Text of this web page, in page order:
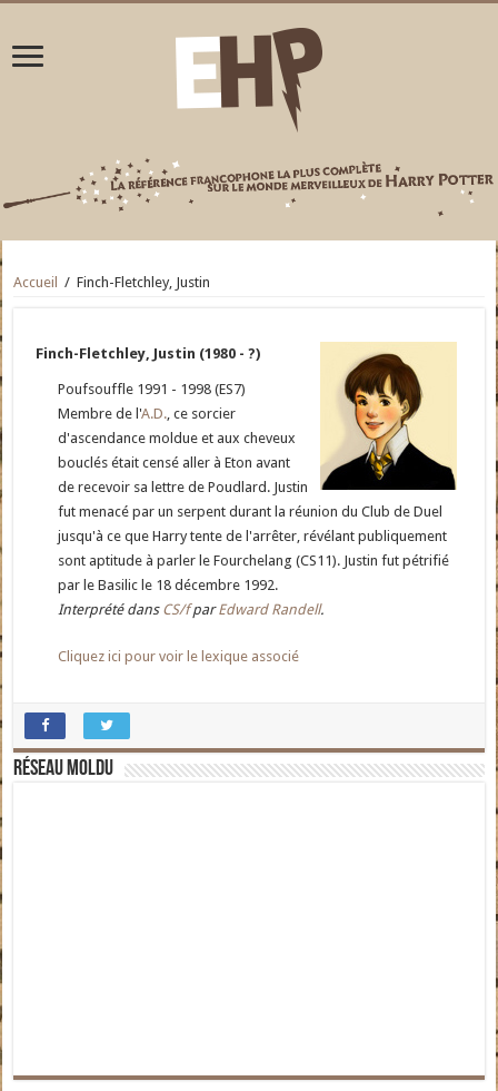
Accueil / Finch-Fletchley, Justin
Finch-Fletchley, Justin (1980 - ?)
Poufsouffle 1991 - 1998 (ES7)
Membre de l'A.D., ce sorcier
d'ascendance moldue et aux cheveux
bouclés était censé aller à Eton avant
de recevoir sa lettre de Poudlard. Justin
fut menacé par un serpent durant la réunion du Club de Duel
jusqu'à ce que Harry tente de l'arrêter, révélant publiquement
sont aptitude à parler le Fourchelang (CS11). Justin fut pétrifié
par le Basilic le 18 décembre 1992.
Interprété dans CS/fparEdward Randell.
Cliquez ici pour voir le lexique associé
Réseau moldu